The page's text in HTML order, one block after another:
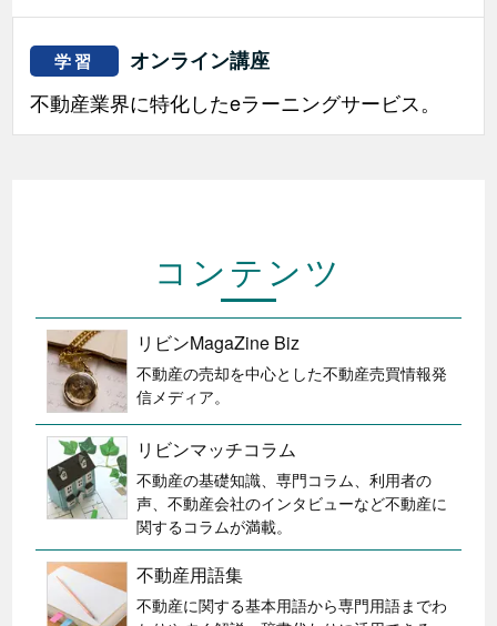
学習
オンライン講座
不動産業界に特化したeラーニングサービス。
コンテンツ
リビンMagaZine Biz
不動産の売却を中心とした不動産売買情報発
信メディア。
リビンマッチコラム
不動産の基礎知識、専門コラム、利用者の
声、不動産会社のインタビューなど不動産に
関するコラムが満載。
不動産用語集
不動産に関する基本用語から専門用語までわ